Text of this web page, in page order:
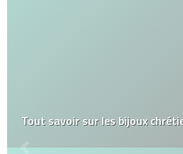
Tout savoir sur les bijoux